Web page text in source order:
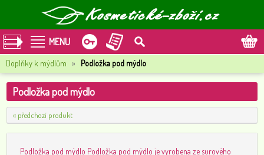
MENU
Doplňky k mýdlům » Podložka pod mýdlo
Podložka pod mýdlo
« předchozí produkt
Podložka pod mýdlo Podložka pod mýdlo je vyrobena ze surového